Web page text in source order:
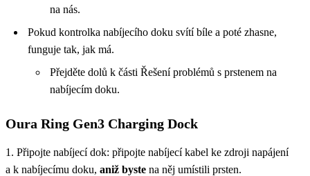
na nás.
Pokud kontrolka nabíjecího doku svítí bíle a poté zhasne,
funguje tak, jak má.
Přejděte dolů k části Řešení problémů s prstenem na
nabíjecím doku.
Oura Ring Gen3 Charging Dock
1. Připojte nabíjecí dok: připojte nabíjecí kabel ke zdroji napájení
a k nabíjecímu doku, aniž byste na něj umístili prsten.